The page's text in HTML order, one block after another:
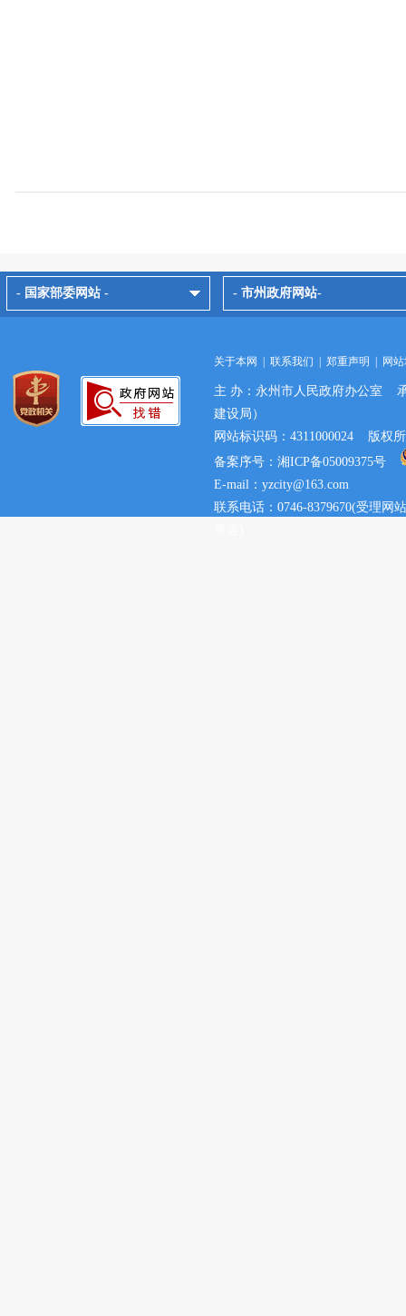
- 国家部委网站 - - 市州政府网站-
关于本网 联系我们 郑重声明 网
主 办：永州市人民政府办公室
建设局）
网站标识码：4311000024 版权
备案序号：湘ICP备05009375号
E-mail：yzcity@163.com
联系电话：0746-8379670(受理网